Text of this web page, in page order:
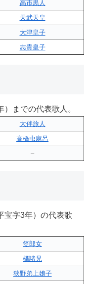
高市黒人
天武天皇
大津皇子
志貴皇子
までの代表歌人。
大伴旅人
高橋虫麻呂
–
宝字3年）の代表歌
笠郎女
橘諸兄
狭野弟上娘子